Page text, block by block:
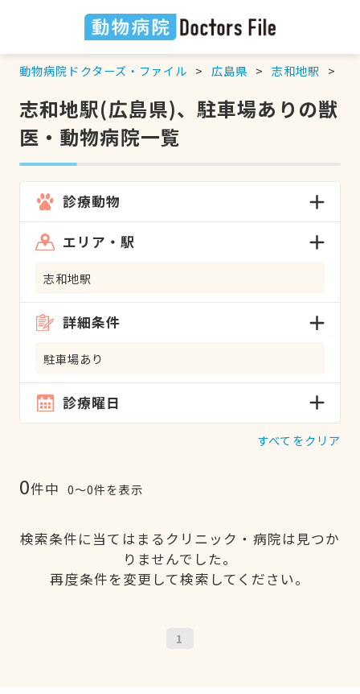
動物病院ドクターズ・ファイル 広島県 志和地駅
志和地駅(広島県)、駐車場ありの獣
医・動物病院一覧
診療動物
エリア・駅
志和地駅
詳細条件
駐車場あり
診療曜日
すべてをクリア
0件中 0〜0件を表示
検索条件に当てはまるクリニック・病院は見つか
りませんでした。
再度条件を変更して検索してください。
1